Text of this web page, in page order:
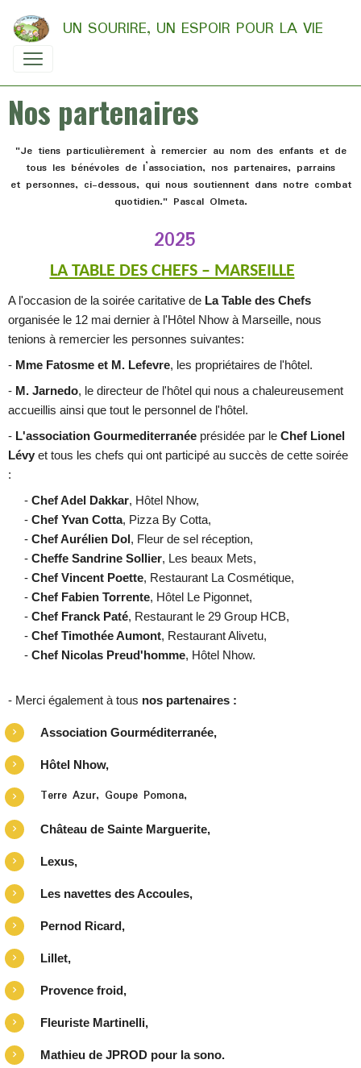
UN SOURIRE, UN ESPOIR POUR LA VIE
Nos partenaires
"Je tiens particulièrement à remercier au nom des enfants et de
tous les bénévoles de l’association, nos partenaires, parrains
et personnes, ci-dessous, qui nous soutiennent dans notre combat
quotidien." Pascal Olmeta.
2025
LA TABLE DES CHEFS – MARSEILLE
A l'occasion de la soirée caritative de La Table des Chefs
organisée le 12 mai dernier à l'Hôtel Nhow à Marseille, nous
tenions à remercier les personnes suivantes:
- Mme Fatosme et M. Lefevre, les propriétaires de l'hôtel.
- M. Jarnedo, le directeur de l'hôtel qui nous a chaleureusement
accueillis ainsi que tout le personnel de l'hôtel.
- L'association Gourmediterranée présidée par le Chef Lionel
Lévy et tous les chefs qui ont participé au succès de cette soirée
:
- Chef Adel Dakkar, Hôtel Nhow,
- Chef Yvan Cotta, Pizza By Cotta,
- Chef Aurélien Dol , Fleur de sel réception,
- Cheffe Sandrine Sollier, Les beaux Mets,
- Chef Vincent Poette, Restaurant La Cosmétique,
- Chef Fabien Torrente, Hôtel Le Pigonnet,
- Chef Franck Paté, Restaurant le 29 Group HCB,
- Chef Timothée Aumont, Restaurant Alivetu,
- Chef Nicolas Preud'homme, Hôtel Nhow.
- Merci également à tous nos partenaires :
Association Gourméditerranée,
Hôtel Nhow,
Terre Azur, Goupe Pomona,
Château de Sainte Marguerite,
Lexus,
Les navettes des Accoules,
Pernod Ricard,
Lillet,
Provence froid,
Fleuriste Martinelli,
Mathieu de JPROD pour la sono.